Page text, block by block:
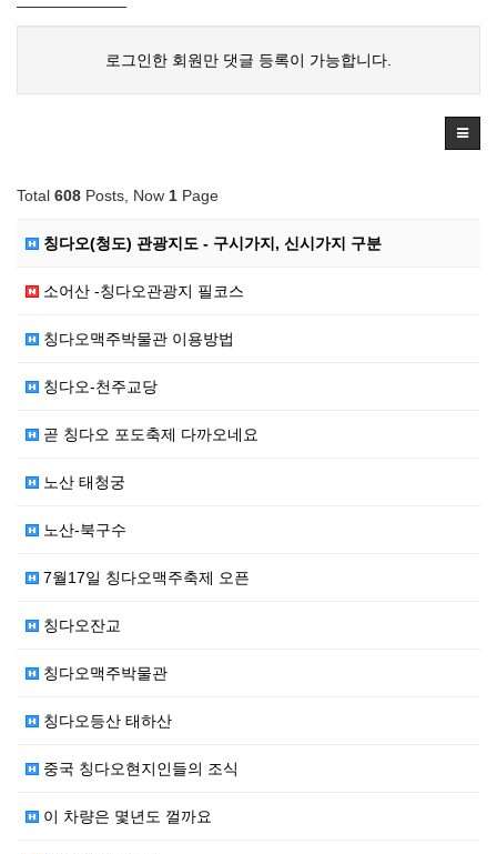
로그인한 회원만 댓글 등록이 가능합니다.
Total 608 Posts, Now 1 Page
칭다오(청도) 관광지도 - 구시가지, 신시가지 구분
소어산 -칭다오관광지 필코스
칭다오맥주박물관 이용방법
칭다오-천주교당
곧 칭다오 포도축제 다까오네요
노산 태청궁
노산-북구수
7월17일 칭다오맥주축제 오픈
칭다오잔교
칭다오맥주박물관
칭다오등산 태하산
중국 칭다오현지인들의 조식
이 차량은 몇년도 껄까요